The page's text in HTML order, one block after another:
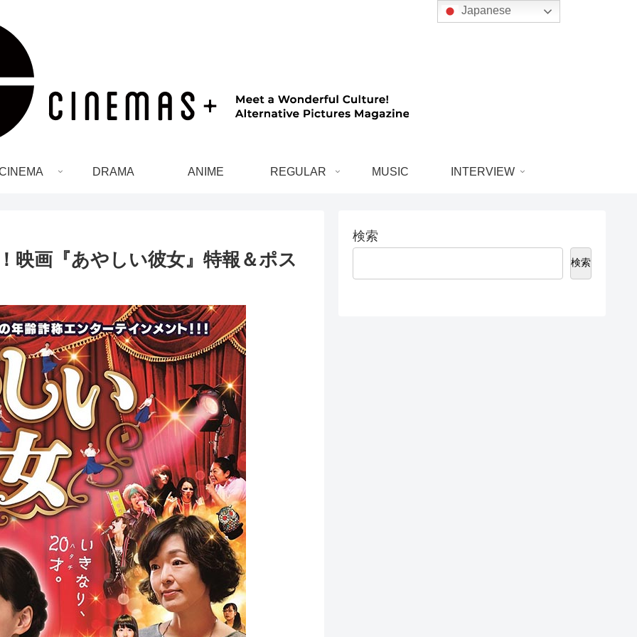
DRAMA ANIME REGULAR MUSIC INTERVIEW
映画『あやしい彼女』特報＆ポス
検索
検索
Japanese